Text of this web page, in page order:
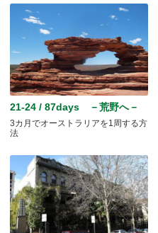
21-24 / 87days －荒野へ－
3カ月でオーストラリアを1周する方
法